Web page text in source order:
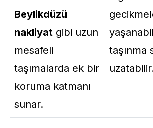
Beylikdüzü
nakliyat gibi uzun
mesafeli
taşımalarda ek bir
koruma katmanı
sunar.
taşınma
uzatabilir.